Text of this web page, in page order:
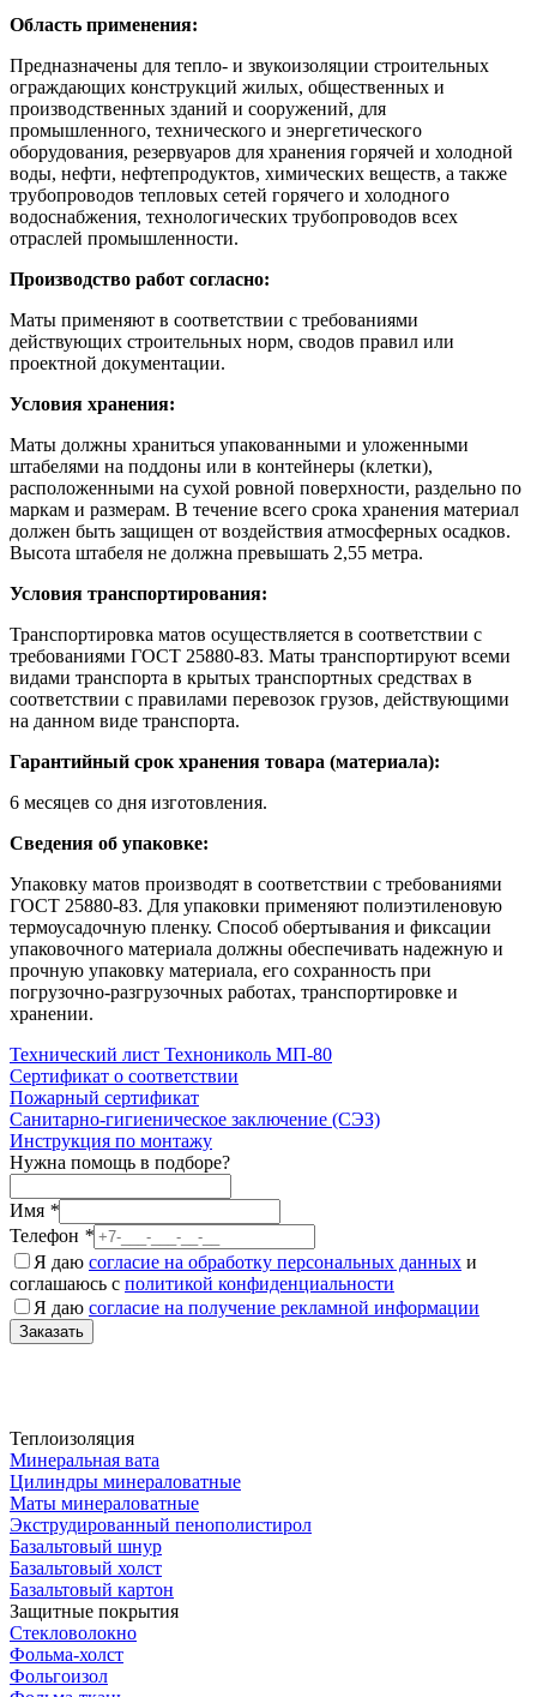
Область применения:
Предназначены для тепло- и звукоизоляции строительных
ограждающих конструкций жилых, общественных и
производственных зданий и сооружений, для
промышленного, технического и энергетического
оборудования, резервуаров для хранения горячей и холодной
воды, нефти, нефтепродуктов, химических веществ, а также
трубопроводов тепловых сетей горячего и холодного
водоснабжения, технологических трубопроводов всех
отраслей промышленности.
Производство работ согласно:
Маты применяют в соответствии с требованиями
действующих строительных норм, сводов правил или
проектной документации.
Условия хранения:
Маты должны храниться упакованными и уложенными
штабелями на поддоны или в контейнеры (клетки),
расположенными на сухой ровной поверхности, раздельно по
маркам и размерам. В течение всего срока хранения материал
должен быть защищен от воздействия атмосферных осадков.
Высота штабеля не должна превышать 2,55 метра.
Условия транспортирования:
Транспортировка матов осуществляется в соответствии с
требованиями ГОСТ 25880-83. Маты транспортируют всеми
видами транспорта в крытых транспортных средствах в
соответствии с правилами перевозок грузов, действующими
на данном виде транспорта.
Гарантийный срок хранения товара (материала):
6 месяцев со дня изготовления.
Сведения об упаковке:
Упаковку матов производят в соответствии с требованиями
ГОСТ 25880-83. Для упаковки применяют полиэтиленовую
термоусадочную пленку. Способ обертывания и фиксации
упаковочного материала должны обеспечивать надежную и
прочную упаковку материала, его сохранность при
погрузочно-разгрузочных работах, транспортировке и
хранении.
Технический лист Технониколь МП-80
Сертификат о соответствии
Пожарный сертификат
Санитарно-гигиеническое заключение (СЭЗ)
Инструкция по монтажу
Нужна помощь в подборе?
Имя *
Телефон *
Я даю согласие на обработку персональных данных и
соглашаюсь с политикой конфиденциальности
Я даю согласие на получение рекламной информации
Заказать
Теплоизоляция
Минеральная вата
Цилиндры минераловатные
Маты минераловатные
Экструдированный пенополистирол
Базальтовый шнур
Базальтовый холст
Базальтовый картон
Защитные покрытия
Стекловолокно
Фольма-холст
Фольгоизол